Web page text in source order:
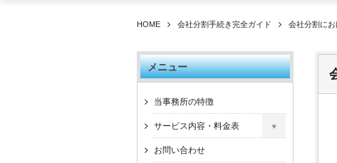
HOME 会社分割手続き完全ガイド 会社分割に
メニュー
当事務所の特徴
サービス内容・料金表
お問い合わせ